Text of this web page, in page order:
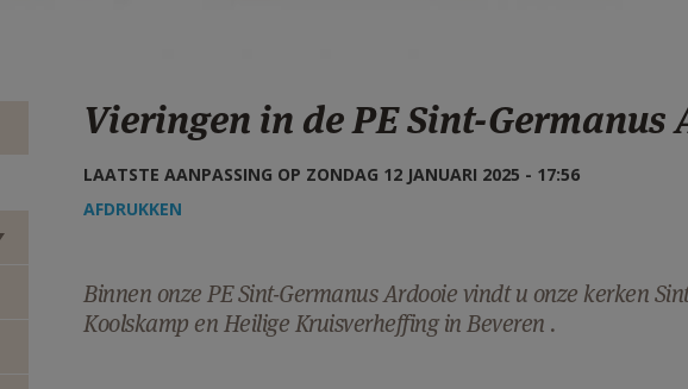
Vieringen in de PE Sint-Germanus
LAATSTE AANPASSING OP ZONDAG 12 JANUARI 2025 - 17:56
AFDRUKKEN
Binnen onze PE Sint-Germanus Ardooie vindt u onze kerken
Koolskamp en Heilige Kruisverheffing in Beveren .